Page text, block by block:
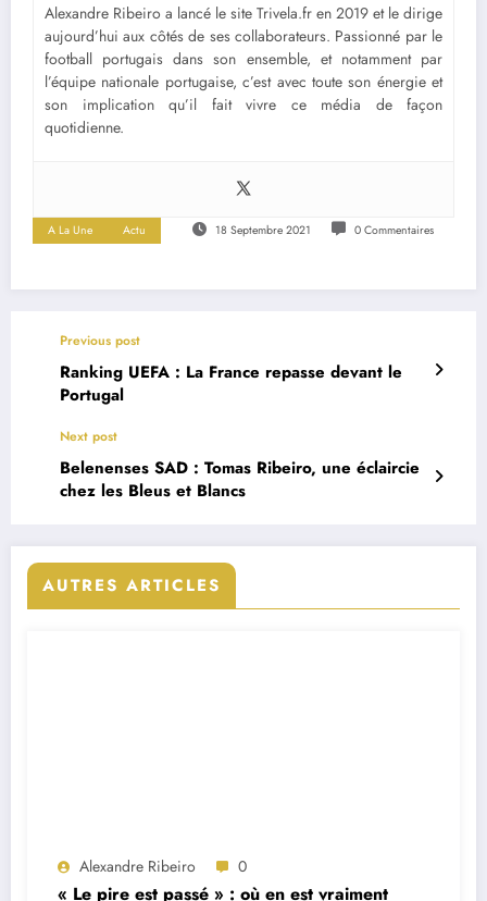
Alexandre Ribeiro a lancé le site Trivela.fr en 2019 et le dirige
aujourd’hui aux côtés de ses collaborateurs. Passionné par le
football portugais dans son ensemble, et notamment par
l’équipe nationale portugaise, c’est avec toute son énergie et
son implication qu’il fait vivre ce média de façon
quotidienne.
A La Une Actu 18 Septembre 2021 0 Commentaires
Previous post
Ranking UEFA : La France repasse devant le
Portugal
Next post
Belenenses SAD : Tomas Ribeiro, une éclaircie
chez les Bleus et Blancs
AUTRES ARTICLES
Alexandre Ribeiro 0
« Le pire est passé » : où en est vraiment